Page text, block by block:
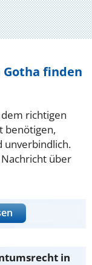
finden
richtigen
benötigen,
unverbindlich.
über
in